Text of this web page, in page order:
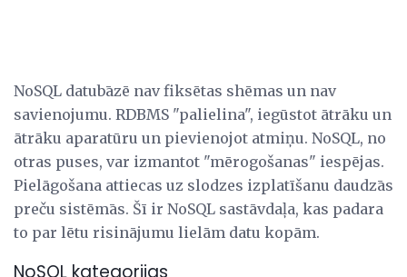
NoSQL datubāzē nav fiksētas shēmas un nav
savienojumu. RDBMS "palielina", iegūstot ātrāku un
ātrāku aparatūru un pievienojot atmiņu. NoSQL, no
otras puses, var izmantot "mērogošanas" iespējas.
Pielāgošana attiecas uz slodzes izplatīšanu daudzās
preču sistēmās. Šī ir NoSQL sastāvdaļa, kas padara
to par lētu risinājumu lielām datu kopām.